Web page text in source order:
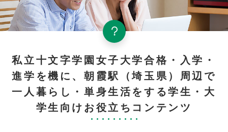
私立十文字学園女子大学合格・入学・
進学を機に、朝霞駅（埼玉県）周辺で
一人暮らし・単身生活をする学生・大
学生向けお役立ちコンテンツ